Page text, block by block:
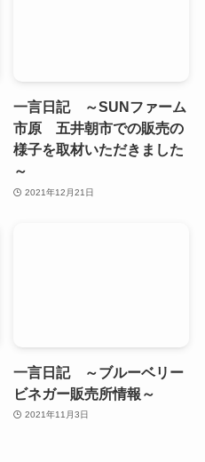
一言日記 ～SUNファーム
市原 五井朝市での販売の
様子を取材いただきました
～
2021年12月21日
一言日記 ～ブルーベリー
ビネガー販売所情報～
2021年11月3日